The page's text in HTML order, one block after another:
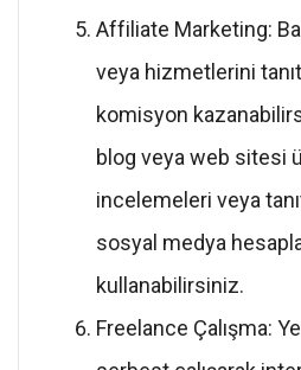
Affiliate Marketing:
veya hizmetlerini
komisyon
blog veya web sitesi
incelemeleri veya
sosyal medya
kullanabilirsiniz.
Freelance Çalışma: